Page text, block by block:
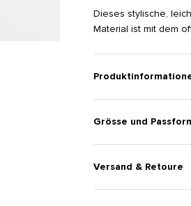
Dieses stylische,
Material ist mit dem
Grösse und
Versand & Retoure